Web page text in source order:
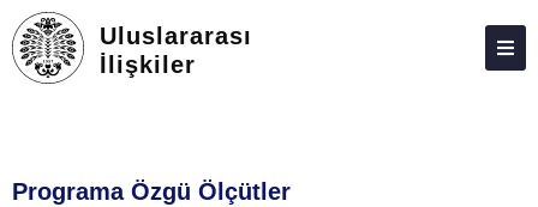
Uluslararası
İlişkiler
PERSONEL
Programa Özgü Ölçütler